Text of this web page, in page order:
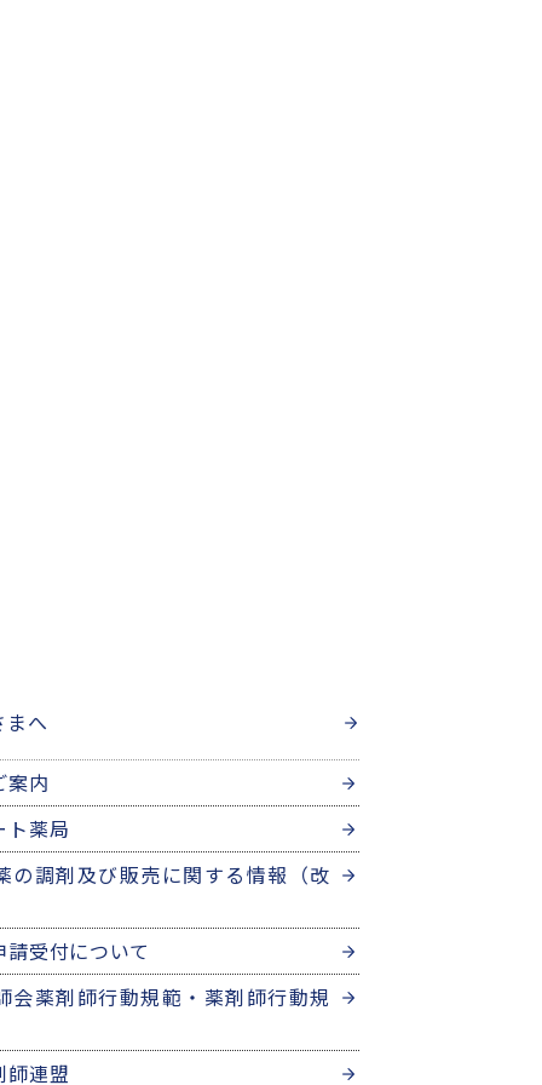
まへ
案内
ト薬局
の調剤及び販売に関する情報（改
受付について
会薬剤師行動規範・薬剤師行動規
師連盟